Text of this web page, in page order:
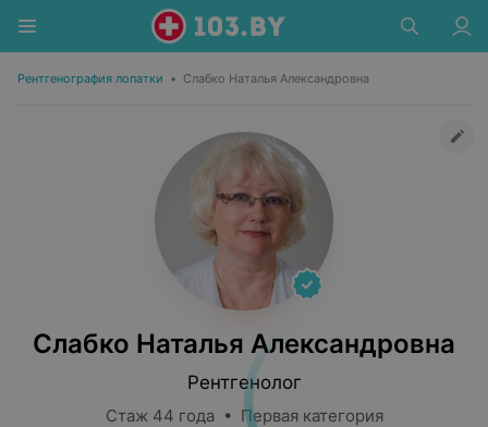
Рентгенография лопатки • Слабко Наталья Александровна
Слабко Наталья Александровна
Рентгенолог
Стаж 44 года • Первая категория